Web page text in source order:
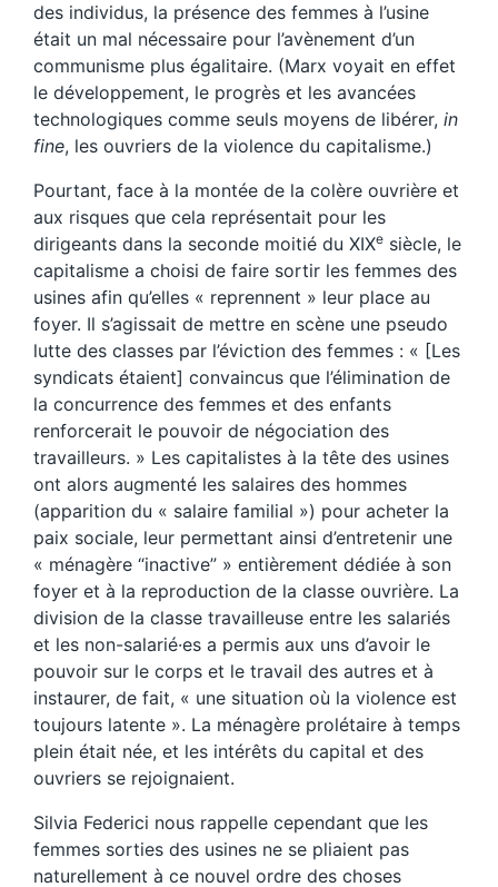
des individus, la présence des femmes à l’usine
était un mal nécessaire pour l’avènement d’un
communisme plus égalitaire. (Marx voyait en effet
le développement, le progrès et les avancées
technologiques comme seuls moyens de libérer, in
fine, les ouvriers de la violence du capitalisme.)
Pourtant, face à la montée de la colère ouvrière et
aux risques que cela représentait pour les
dirigeants dans la seconde moitié du XIXe siècle, le
capitalisme a choisi de faire sortir les femmes des
usines afin qu’elles « reprennent » leur place au
foyer. Il s’agissait de mettre en scène une pseudo
lutte des classes par l’éviction des femmes : « [Les
syndicats étaient] convaincus que l’élimination de
la concurrence des femmes et des enfants
renforcerait le pouvoir de négociation des
travailleurs. » Les capitalistes à la tête des usines
ont alors augmenté les salaires des hommes
(apparition du « salaire familial ») pour acheter la
paix sociale, leur permettant ainsi d’entretenir une
« ménagère “inactive” » entièrement dédiée à son
foyer et à la reproduction de la classe ouvrière. La
division de la classe travailleuse entre les salariés
et les non-salarié·es a permis aux uns d’avoir le
pouvoir sur le corps et le travail des autres et à
instaurer, de fait, « une situation où la violence est
toujours latente ». La ménagère prolétaire à temps
plein était née, et les intérêts du capital et des
ouvriers se rejoignaient.
Silvia Federici nous rappelle cependant que les
femmes sorties des usines ne se pliaient pas
naturellement à ce nouvel ordre des choses